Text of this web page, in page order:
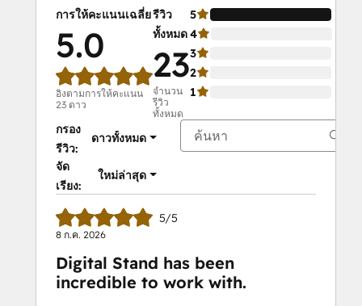
การให้คะแนนเฉลี่ย
5.0
อิงตามการให้คะแนน
23 ดาว
รีวิว
ทั้งหมด
23
จำนวน
รีวิว
ทั้งหมด
5
4
3
2
1
กรอง
รีวิว:
ดาวทั้งหมด
จัด
เรียง:
ใหม่ล่าสุด
5/5
8 ก.ค. 2026
Digital Stand has been
incredible to work with.